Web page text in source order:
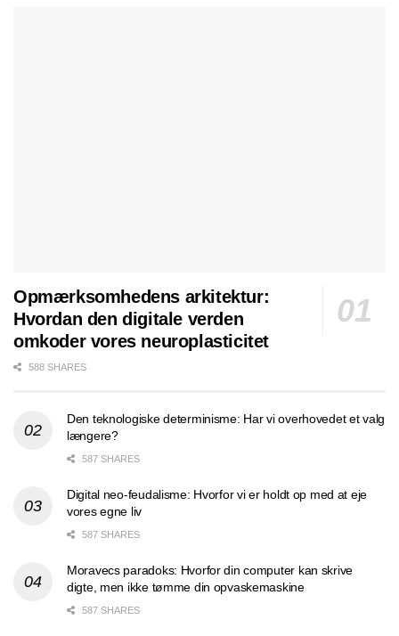
Opmærksomhedens arkitektur:
Hvordan den digitale verden
omkoder vores neuroplasticitet
588 SHARES
Den teknologiske determinisme: Har vi overhovedet et valg
længere?
587 SHARES
Digital neo-feudalisme: Hvorfor vi er holdt op med at eje
vores egne liv
587 SHARES
Moravecs paradoks: Hvorfor din computer kan skrive
digte, men ikke tømme din opvaskemaskine
587 SHARES